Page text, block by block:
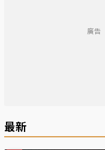
廣告
最新